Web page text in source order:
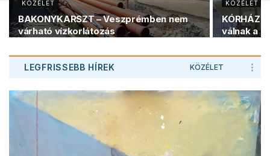
KÖZÉLET
BAKONYKARSZT – Veszprémben nem
várható vízkorlátozás
KÖZÉLET
KÓRHÁZI
válnak a
LEGFRISSEBB HÍREK KÖZÉLET